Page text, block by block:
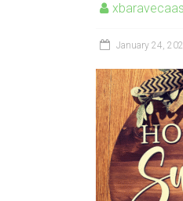
January 24,